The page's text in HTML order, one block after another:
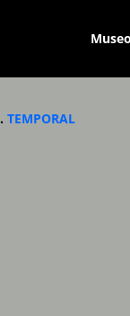
Museo
TEMPORAL